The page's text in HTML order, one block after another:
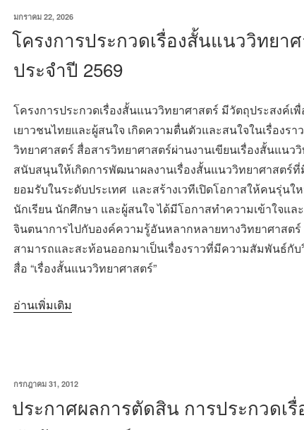
เขียน
วัน
มกราคม 22, 2026
โครงการประกวดเรื่องสั้นแนววิทยา
ประจำปี 2569
โครงการประกวดเรื่องสั้นแนววิทยาศาสตร์ มีวัตถุประสงค์เพื่
เยาวชนไทยและผู้สนใจ เกิดความตื่นตัวและสนใจในเรื่องรา
วิทยาศาสตร์ สื่อสารวิทยาศาสตร์ผ่านงานเขียนเรื่องสั้นแนว
สนับสนุนให้เกิดการพัฒนาผลงานเรื่องสั้นแนววิทยาศาสตร์
ยอมรับในระดับประเทศ และสร้างเวทีเปิดโอกาสให้คนรุ่นใ
นักเรียน นักศึกษา และผู้สนใจ ได้มีโอกาสทำความเข้าใจและ
จินตนาการไปกับองค์ความรู้อันหลากหลายทางวิทยาศาสต
สามารถและสะท้อนออกมาเป็นเรื่องราวที่มีความสัมพันธ์กั
สื่อ “เรื่องสั้นแนววิทยาศาสตร์”
อ่านเพิ่มเติม
แนว
วิทยาศาสตร์
เขียน
ที่
กรกฎาคม 31, 2012
ประกาศผลการตัดสิน การประกวดเ